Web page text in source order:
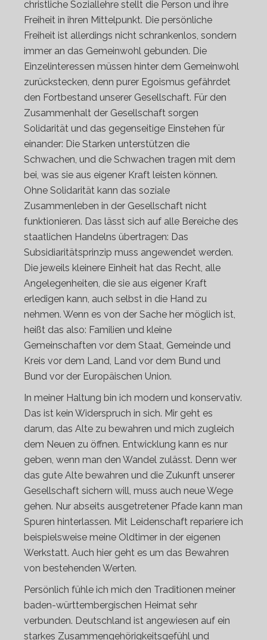
christliche Soziallehre stellt die Person und ihre
Freiheit in ihren Mittelpunkt. Die persönliche
Freiheit ist allerdings nicht schrankenlos, sondern
immer an das Gemeinwohl gebunden. Die
Einzelinteressen müssen hinter dem Gemeinwohl
zurückstecken, denn purer Egoismus gefährdet
den Fortbestand unserer Gesellschaft. Für den
Zusammenhalt der Gesellschaft sorgen
Solidarität und das gegenseitige Einstehen für
einander: Die Starken unterstützen die
Schwachen, und die Schwachen tragen mit dem
bei, was sie aus eigener Kraft leisten können.
Ohne Solidarität kann das soziale
Zusammenleben in der Gesellschaft nicht
funktionieren. Das lässt sich auf alle Bereiche des
staatlichen Handelns übertragen: Das
Subsidiaritätsprinzip muss angewendet werden.
Die jeweils kleinere Einheit hat das Recht, alle
Angelegenheiten, die sie aus eigener Kraft
erledigen kann, auch selbst in die Hand zu
nehmen. Wenn es von der Sache her möglich ist,
heißt das also: Familien und kleine
Gemeinschaften vor dem Staat, Gemeinde und
Kreis vor dem Land, Land vor dem Bund und
Bund vor der Europäischen Union.
In meiner Haltung bin ich modern und konservativ.
Das ist kein Widerspruch in sich. Mir geht es
darum, das Alte zu bewahren und mich zugleich
dem Neuen zu öffnen. Entwicklung kann es nur
geben, wenn man den Wandel zulässt. Denn wer
das gute Alte bewahren und die Zukunft unserer
Gesellschaft sichern will, muss auch neue Wege
gehen. Nur abseits ausgetretener Pfade kann man
Spuren hinterlassen. Mit Leidenschaft repariere ich
beispielsweise meine Oldtimer in der eigenen
Werkstatt. Auch hier geht es um das Bewahren
von bestehenden Werten.
Persönlich fühle ich mich den Traditionen meiner
baden-württembergischen Heimat sehr
verbunden. Deutschland ist angewiesen auf ein
starkes Zusammengehörigkeitsgefühl und